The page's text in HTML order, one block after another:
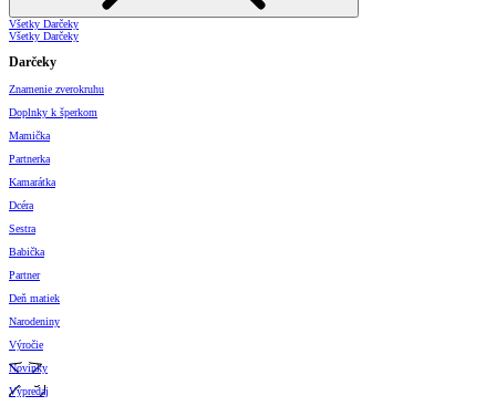
Všetky Darčeky
Všetky Darčeky
Darčeky
Znamenie zverokruhu
Doplnky k šperkom
Mamička
Partnerka
Kamarátka
Dcéra
Sestra
Babička
Partner
Deň matiek
Narodeniny
Výročie
Novinky
Výpredaj